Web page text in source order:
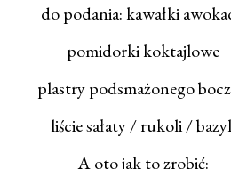
do podania: kawałki
pomidorki koktajlowe
plastry podsmażonego
liście sałaty / rukoli /
A oto jak to zrobić: